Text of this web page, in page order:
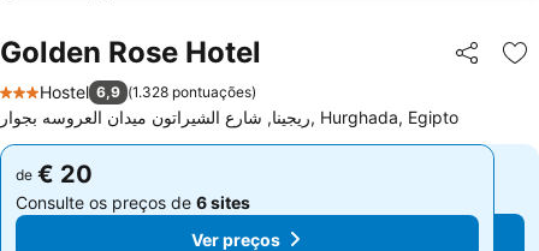
Golden Rose Hotel Partilhar
3 Estrelas
Hostel 6,9 (1.328 pontuações)
ريجينا, شارع الشيراتون ميدان العروسه بجوار, Hurghada, Egipto
de € 20
Consulte os preços de 6 sites
Ver preços
de € 20
Consulte os preços de 6 sites
Ver preços